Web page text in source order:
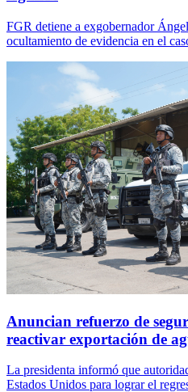
FGR detiene a exgobernador
ocultamiento de evidencia en el
Anuncian refuerzo de
reactivar exportación de
La presidenta informó que
Estados Unidos para lograr el